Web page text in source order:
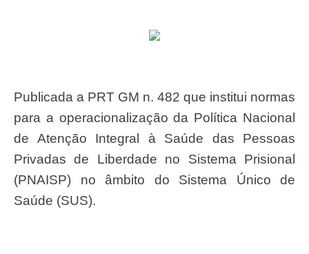
Publicada a PRT GM n. 482 que institui normas
para a operacionalização da Política Nacional
de Atenção Integral à Saúde das Pessoas
Privadas de Liberdade no Sistema Prisional
(PNAISP) no âmbito do Sistema Único de
Saúde (SUS).